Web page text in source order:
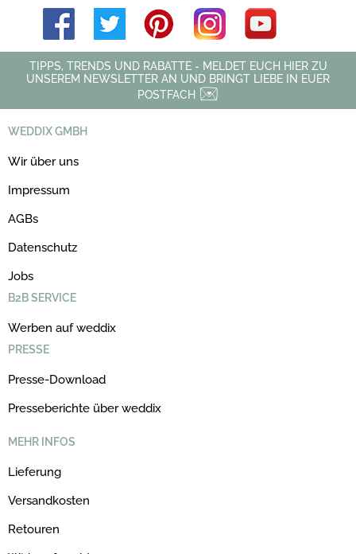
TIPPS, TRENDS UND RABATTE - MELDET EUCH HIER ZU
UNSEREM NEWSLETTER AN UND BRINGT LIEBE IN EUER
POSTFACH
WEDDIX GMBH
Wir über uns
Impressum
AGBs
Datenschutz
Jobs
B2B SERVICE
Werben auf weddix
PRESSE
Presse-Download
Presseberichte über weddix
MEHR INFOS
Lieferung
Versandkosten
Retouren